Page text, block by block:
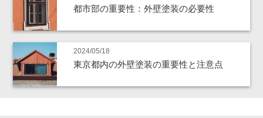
都市部の重要性：外壁塗装の必要性
2024/05/18
東京都内の外壁塗装の重要性と注意点